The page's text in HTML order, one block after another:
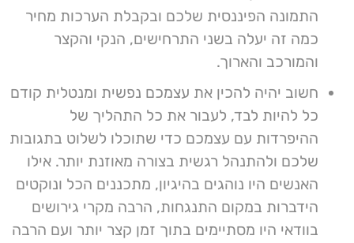
התמונה הפיננסית שלכם ובקבלת הערכות מחיר
כמה זה יעלה בשני התרחישים, הנקי והקצר
והמורכב והארוך.
חשוב יהיה להכין את עצמכם נפשית ומנטלית קודם
כל להיות לבד, לעבור את כל התהליך של
ההיפרדות עם עצמכם כדי שתוכלו לשלוט בתגובות
שלכם ולהתנהל רגשית בצורה מאוזנת יותר. אילו
האנשים היו נוהגים בהיגיון, מתכננים הכל ונוקטים
הידברות במקום התנגחות, הרבה מקרי גירושים
בוודאי היו מסתיימים בתוך זמן קצר יותר ועם הרבה